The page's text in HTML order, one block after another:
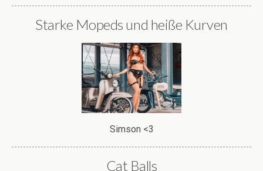
Starke Mopeds und heiße Kurven
Simson <3
Cat Balls